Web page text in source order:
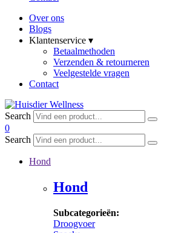
Over ons
Blogs
Klantenservice ▾
Betaalmethoden
Verzenden & retourneren
Veelgestelde vragen
Contact
Search
0
Search
Hond
Hond
Subcategorieën:
Droogvoer